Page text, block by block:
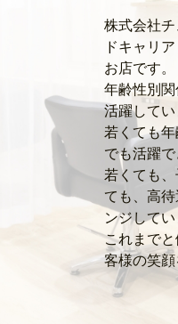
株式会社
ドキャリ
お店です。
年齢性別
活躍してい
若くても
でも活躍で
若くても
ても、高
ンジしてい
これまで
客様の笑顔